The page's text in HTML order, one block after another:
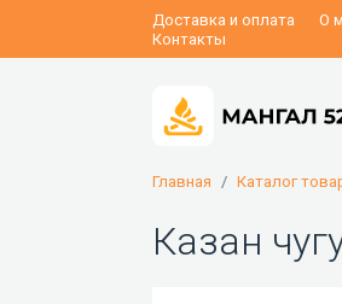
Доставка и оплата О
Контакты
Главная Каталог
Казан